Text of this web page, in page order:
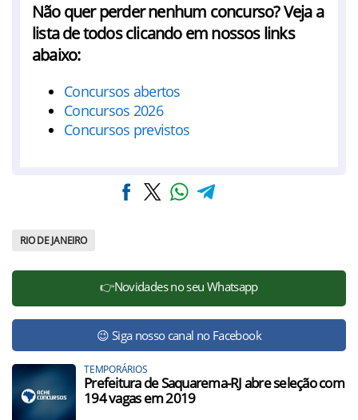
Não quer perder nenhum concurso? Veja a
lista de todos clicando em nossos links
abaixo:
Concursos abertos
Concursos 2026
Concursos previstos
RIO DE JANEIRO
👉Novidades no seu Whatsapp
😉 Siga nosso canal no Facebook
TEMPORÁRIOS
Prefeitura de Saquarema-RJ abre seleção com
194 vagas em 2019